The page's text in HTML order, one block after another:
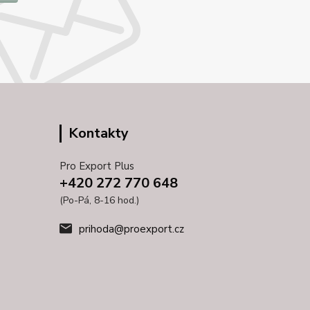
Kontakty
Pro Export Plus
+420 272 770 648
(Po-Pá, 8-16 hod.)
prihoda@proexport.cz